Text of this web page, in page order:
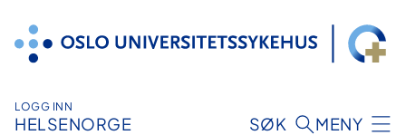
innhold
LOGG INN
HELSENORGE SØK MENY